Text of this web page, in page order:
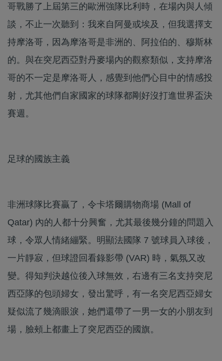
哥戰勝了上屆第三的歐洲強隊比利時，在場內與人傾
談，不止一次聽到：我來自阿曼或埃及，但我選擇支
持摩洛哥，因為摩洛哥是非洲的、阿拉伯的、穆斯林
的。與在突尼西亞對丹麥場內的觀察類似，支持摩洛
哥的不一定是摩洛哥人，感覺到他們心目中的情感投
射，尤其他們自家國家的球隊都剛好沒打進世界盃決
賽週。
足球的國族主義
非洲球隊比賽贏了，令卡塔爾購物商場 (Mall of
Qatar) 內的人都十分興奮，尤其最後幾分鐘的問題入
球，令眾人情緒繃緊。明顯法國隊 7 號球員入球後，
一片靜寂，但球證回看錄影帶 (VAR) 時，氣氛又改
變。得知判決越位後入球無效，右邊有三名支持突尼
西亞隊的包頭婦女，發出驚呼，有一名突尼西亞婦女
疑似流了幾滴眼淚，她們還帶了一男一女的小朋友到
場，臉頰上都畫上了突尼西亞的國旗。